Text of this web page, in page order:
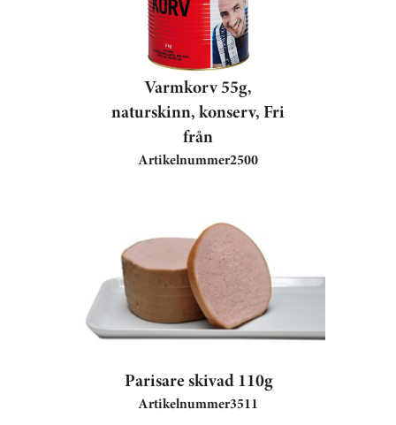
Varmkorv 55g,
naturskinn, konserv, Fri
från
Artikelnummer2500
Parisare skivad 110g
Artikelnummer3511